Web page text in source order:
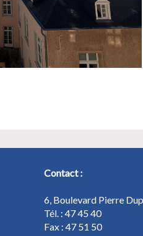
Contact :
6, Boulevard Pierre
Tél. : 47 45 40
Fax : 47 51 50